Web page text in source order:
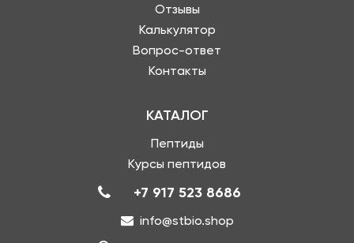
Отзывы
Калькулятор
Вопрос-ответ
Контакты
КАТАЛОГ
Пептиды
Курсы пептидов
+7 917 523 8686
info@stbio.shop